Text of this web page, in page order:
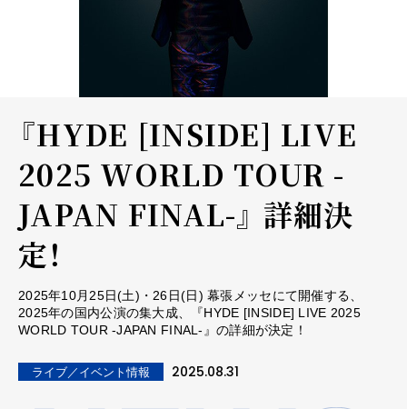
『HYDE [INSIDE] LIVE
2025 WORLD TOUR -
JAPAN FINAL-』 詳細決
定！
2025年10月25日(土)・26日(日) 幕張メッセにて開催する、
2025年の国内公演の集大成、『HYDE [INSIDE] LIVE 2025
WORLD TOUR -JAPAN FINAL-』の詳細が決定！
ライブ／イベント情報 2025.08.31